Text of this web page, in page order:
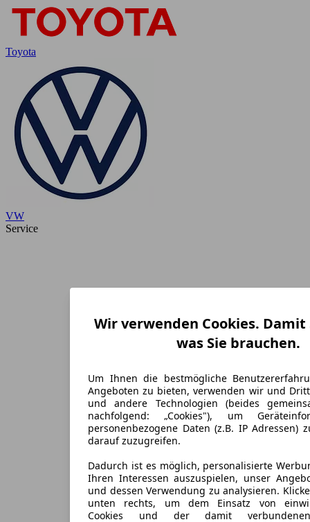
Toyota
VW
Service
Wir verwenden Cookies.
was Sie brauchen.
Um Ihnen die bestmögliche
Angeboten zu bieten, verwenden wir und
und andere Technologien (beides
nachfolgend: „Cookies"), um
personenbezogene Daten (z.B. IP Adressen)
darauf zuzugreifen.
Dadurch ist es möglich, personalisierte
Ihren Interessen auszuspielen, unser
und dessen Verwendung zu analysieren.
unten rechts, um dem Einsatz von
Cookies und der damit